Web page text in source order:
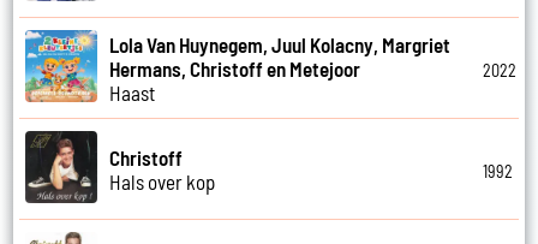
Lola Van Huynegem, Juul Kolacny, Margriet
Hermans, Christoff en Metejoor
Haast
2022
Christoff
Hals over kop
1992